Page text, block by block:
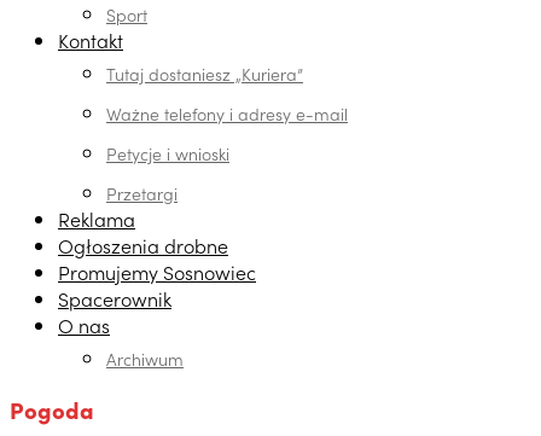
Sport
Kontakt
Tutaj dostaniesz „Kuriera”
Ważne telefony i adresy e-mail
Petycje i wnioski
Przetargi
Reklama
Ogłoszenia drobne
Promujemy Sosnowiec
Spacerownik
O nas
Archiwum
Pogoda